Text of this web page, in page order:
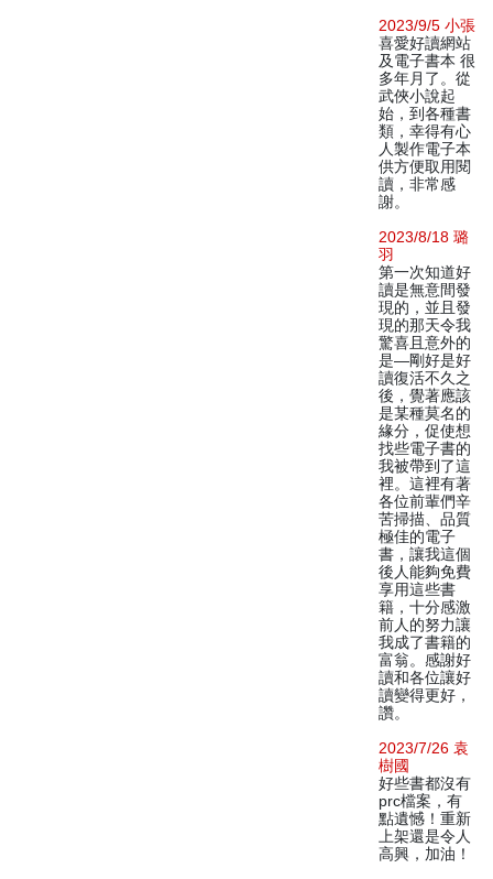
2023/9/5 小張
喜愛好讀網站
及電子書本 很
多年月了。從
武俠小說起
始，到各種書
類，幸得有心
人製作電子本
供方便取用閱
讀，非常感
謝。
2023/8/18 璐
羽
第一次知道好
讀是無意間發
現的，並且發
現的那天令我
驚喜且意外的
是—剛好是好
讀復活不久之
後，覺著應該
是某種莫名的
緣分，促使想
找些電子書的
我被帶到了這
裡。這裡有著
各位前輩們辛
苦掃描、品質
極佳的電子
書，讓我這個
後人能夠免費
享用這些書
籍，十分感激
前人的努力讓
我成了書籍的
富翁。感謝好
讀和各位讓好
讀變得更好，
讚。
2023/7/26 袁
樹國
好些書都沒有
prc檔案，有
點遺憾！重新
上架還是令人
高興，加油！